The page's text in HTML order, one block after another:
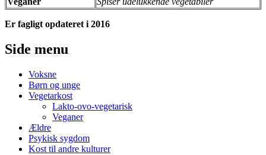
Er fagligt opdateret i 2016
Side menu
Voksne
Børn og unge
Vegetarkost
Lakto-ovo-vegetarisk
Veganer
Ældre
Psykisk sygdom
Kost til andre kulturer